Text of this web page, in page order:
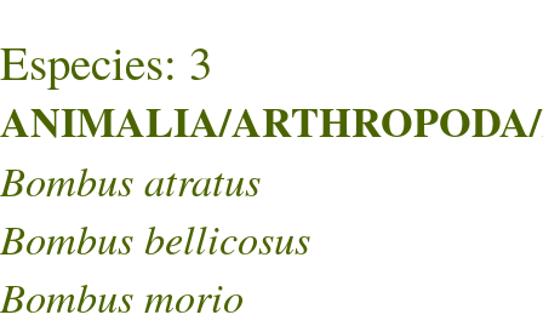
Especies: 3
ANIMALIA/
Bombus atratus
Bombus bellicosus
Bombus morio